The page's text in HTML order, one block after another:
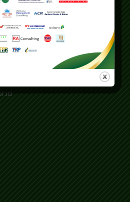
Minggu
Blok B4-5 Cipete Utara,
Raya